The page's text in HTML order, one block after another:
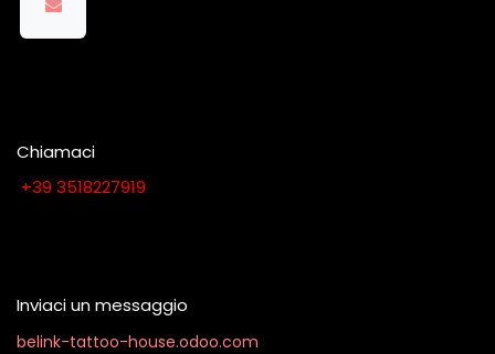
Chiamaci
​​​​​​​​​​​​​​+​3​9​ ​3​5​1​8​2​2​7​9​1​9
Inviaci un messaggio
belink-tattoo-house.odoo.com